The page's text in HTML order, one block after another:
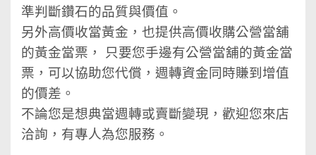
準判斷鑽石的品質與價值。
另外高價收當黃金，也提供高價收購公營當舖
的黃金當票， 只要您手邊有公營當舖的黃金當
票，可以協助您代償，週轉資金同時賺到增值
的價差。
不論您是想典當週轉或賣斷變現，歡迎您來店
洽詢，有專人為您服務。